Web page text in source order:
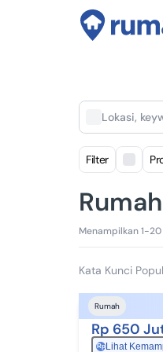
Lokasi,
Filter
Menampilkan 1-
Kata Kunci
Rumah
Rp 650
RpLihat